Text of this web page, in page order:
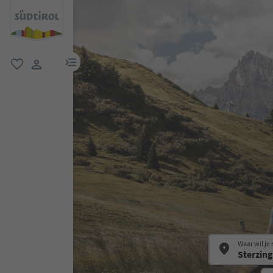
gebruikerslink
menulink
Waar wil je